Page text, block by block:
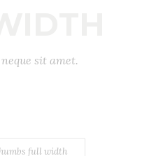
sit amet.
full width